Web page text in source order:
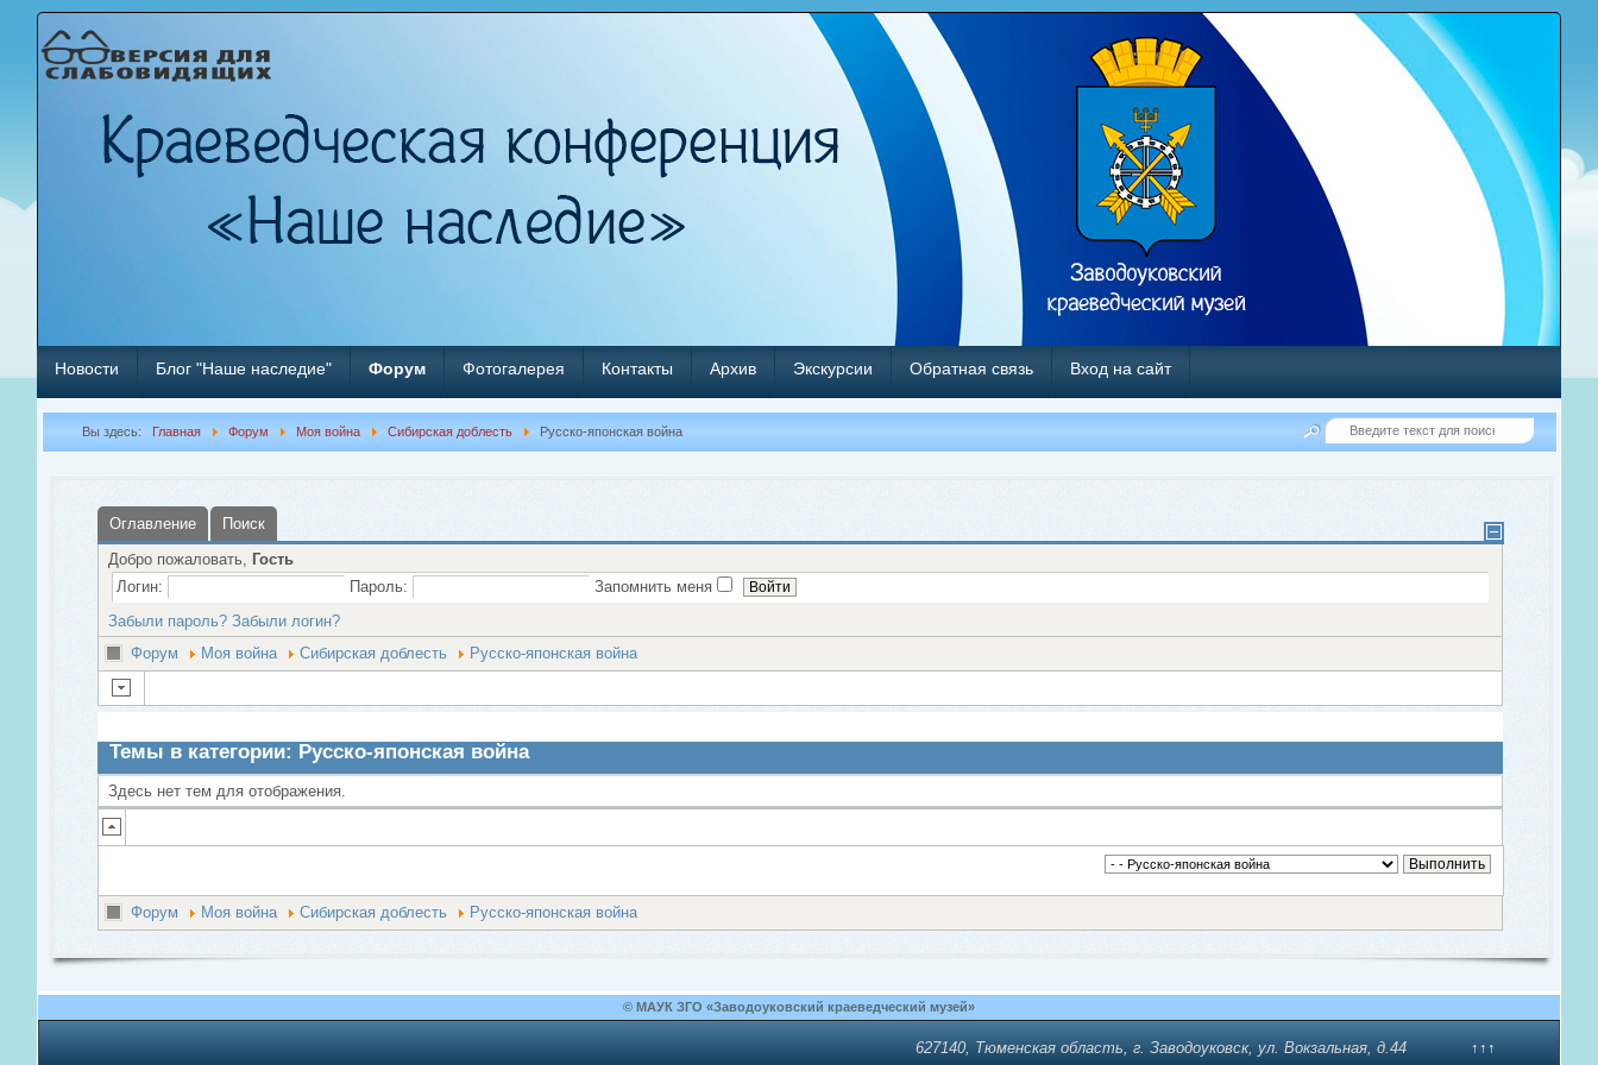
Новости Блог "Наше наследие" Форум Фотогалерея Контакты Архив Экскурсии Обратная связь Вход на сайт
Вы здесь: Главная Форум Моя война Сибирская доблесть Русско-японская война
Оглавление
Поиск
Добро пожаловать, Гость
Логин:
Пароль:
Запомнить меня
Забыли пароль? Забыли логин?
Форум
Моя война Сибирская доблесть Русско-японская война
Темы в категории: Русско-японская война
Здесь нет тем для отображения.
Форум Моя война Сибирская доблесть Русско-японская война
© МАУК ЗГО «Заводоуковский краеведческий музей»
↑↑↑
627140, Тюменская область, г. Заводоуковск, ул. Вокзальная, д.44